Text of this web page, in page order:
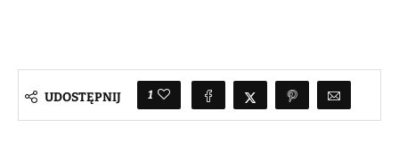
UDOSTĘPNIJ 1